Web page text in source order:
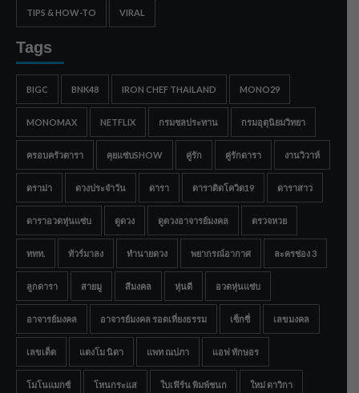
TIPS & HOW-TO VIRAL
Tags
BIGC BNK48 IRON CHEF THAILAND MONO29
MONOMAX NETFLIX กรมชลประทาน กรมอุตุนิยมวิทยา
ครอบครัวดารา คุยแซ่บSHOW คู่รัก คู่รักดารา งานวิวาห์
ดราม่า ดวงประจำวัน ดารา ดาราติดโควิด19 ดาราสาว
ดาราอวดหุ่นแซ่บ ดูดวง ดูดวงอาจารย์มงคล ตรวจหวย
ททท. ทัวร์มาลง ทำนายดวง พยากรณ์อากาศ ละครช่อง 3
ลูกดารา สายมู สีมงคล หุ่นดี อวดหุ่นแซ่บ
อาจารย์มงคล อาจารย์มงคล รอดเที่ยงธรรม เซ็กซี่ เลขมงคล
เลขเด็ด แตงโม นิดา แพท ณปภา แอฟ ทักษอร
โมโนแมกซ์ โหนกระแส ใบเฟิร์น พิมพ์ชนก ใหม่ ดาวิกา